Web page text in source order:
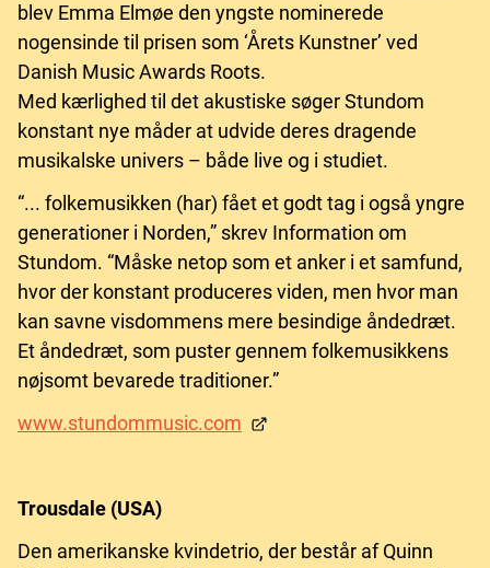
blev Emma Elmøe den yngste nominerede
nogensinde til prisen som ‘Årets Kunstner’ ved
Danish Music Awards Roots.
Med kærlighed til det akustiske søger Stundom
konstant nye måder at udvide deres dragende
musikalske univers – både live og i studiet.
“... folkemusikken (har) fået et godt tag i også yngre
generationer i Norden,” skrev Information om
Stundom. “Måske netop som et anker i et samfund,
hvor der konstant produceres viden, men hvor man
kan savne visdommens mere besindige åndedræt.
Et åndedræt, som puster gennem folkemusikkens
nøjsomt bevarede traditioner.”
www.stundommusic.com
Trousdale (USA)
Den amerikanske kvindetrio, der består af Quinn